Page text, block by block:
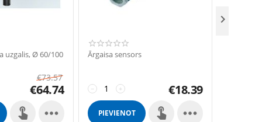
uzgalis, Ø 60/100
€73.57
€64.74

Ārgaisa sensors
+
− €18.39
PIEVIENOT 
